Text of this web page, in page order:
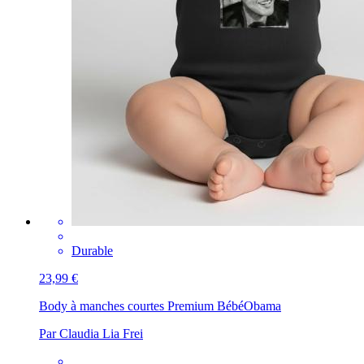
Durable
23,99 €
Body à manches courtes Premium BébéObama
Par Claudia Lia Frei